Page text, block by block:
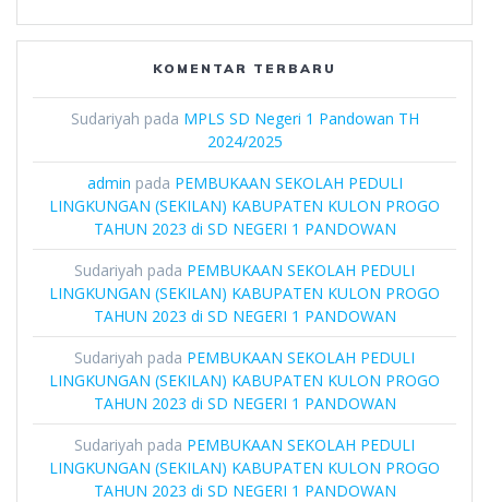
KOMENTAR TERBARU
Sudariyah pada MPLS SD Negeri 1 Pandowan TH
2024/2025
admin pada PEMBUKAAN SEKOLAH PEDULI
LINGKUNGAN (SEKILAN) KABUPATEN KULON PROGO
TAHUN 2023 di SD NEGERI 1 PANDOWAN
Sudariyah pada PEMBUKAAN SEKOLAH PEDULI
LINGKUNGAN (SEKILAN) KABUPATEN KULON PROGO
TAHUN 2023 di SD NEGERI 1 PANDOWAN
Sudariyah pada PEMBUKAAN SEKOLAH PEDULI
LINGKUNGAN (SEKILAN) KABUPATEN KULON PROGO
TAHUN 2023 di SD NEGERI 1 PANDOWAN
Sudariyah pada PEMBUKAAN SEKOLAH PEDULI
LINGKUNGAN (SEKILAN) KABUPATEN KULON PROGO
TAHUN 2023 di SD NEGERI 1 PANDOWAN